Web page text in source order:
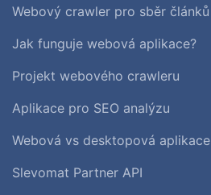
Webový crawler pro sběr článků
Jak funguje webová aplikace?
Projekt webového crawleru
Aplikace pro SEO analýzu
Webová vs desktopová aplikace
Slevomat Partner API